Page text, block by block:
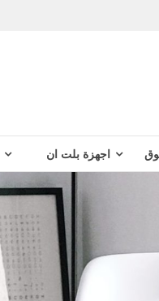
اجهزة بلت ان